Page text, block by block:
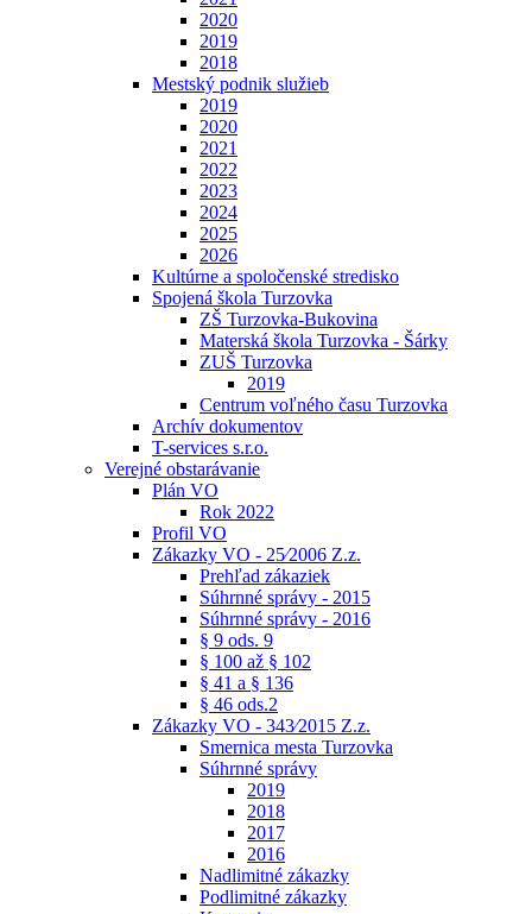
2020
2019
2018
Mestský podnik služieb
2019
2020
2021
2022
2023
2024
2025
2026
Kultúrne a spoločenské stredisko
Spojená škola Turzovka
ZŠ Turzovka-Bukovina
Materská škola Turzovka - Šárky
ZUŠ Turzovka
2019
Centrum voľného času Turzovka
Archív dokumentov
T-services s.r.o.
Verejné obstarávanie
Plán VO
Rok 2022
Profil VO
Zákazky VO - 25⁄2006 Z.z.
Prehľad zákaziek
Súhrnné správy - 2015
Súhrnné správy - 2016
§ 9 ods. 9
§ 100 až § 102
§ 41 a § 136
§ 46 ods.2
Zákazky VO - 343⁄2015 Z.z.
Smernica mesta Turzovka
Súhrnné správy
2019
2018
2017
2016
Nadlimitné zákazky
Podlimitné zákazky